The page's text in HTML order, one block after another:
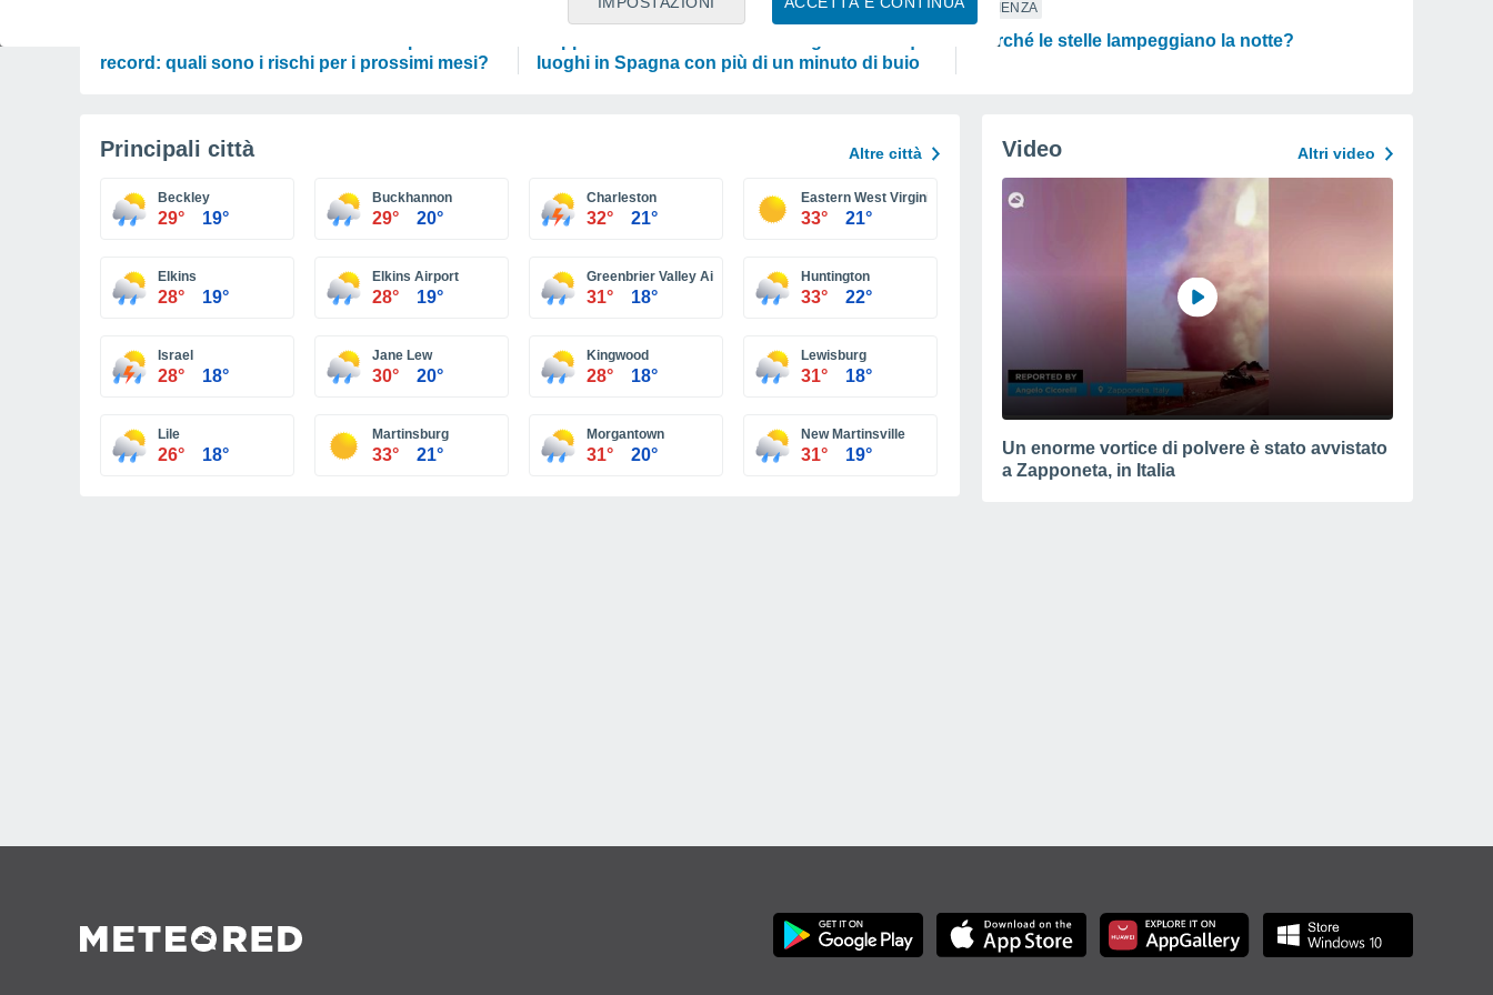
record: quali sono i rischi per i prossimi mesi?
ASTRONOMIA
luoghi in Spagna con più di un minuto di buio
SCIENZA
Perché le stelle lampeggiano la notte?
Principali città Altre città
Beckley
29° 19°
Buckhannon
29° 20°
Charleston
32° 21°
Eastern West Virginia Regional Airport
33° 21°
Elkins
28° 19°
Elkins Airport
28° 19°
Greenbrier Valley Airport
31° 18°
Huntington
33° 22°
Israel
28° 18°
Jane Lew
30° 20°
Kingwood
28° 18°
Lewisburg
31° 18°
Lile
26° 18°
Martinsburg
33° 21°
Morgantown
31° 20°
New Martinsville
31° 19°
Video Altri video
Un enorme vortice di polvere è stato avvistato
a Zapponeta, in Italia